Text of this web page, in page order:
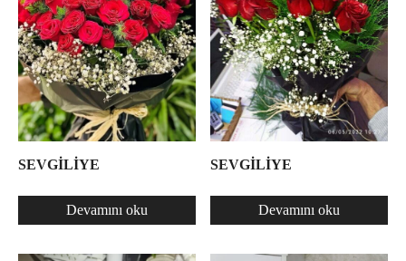
SEVGİLİYE
Devamını oku
SEVGİLİYE
Devamını oku